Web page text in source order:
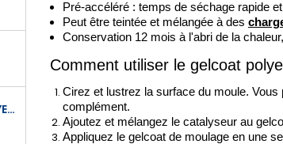
5 KG - RÉSINE POLYESTER ISO DE STRATIFICATION
Pré-accéléré : temps de séchage rapide
Peut être teintée et mélangée à des
Conservation 12 mois à l'abri de la
Comment utiliser le gelcoat
Cirez et lustrez la surface du moule.
complément.
Ajoutez et mélangez le catalyseur au
Appliquez le gelcoat de moulage en une